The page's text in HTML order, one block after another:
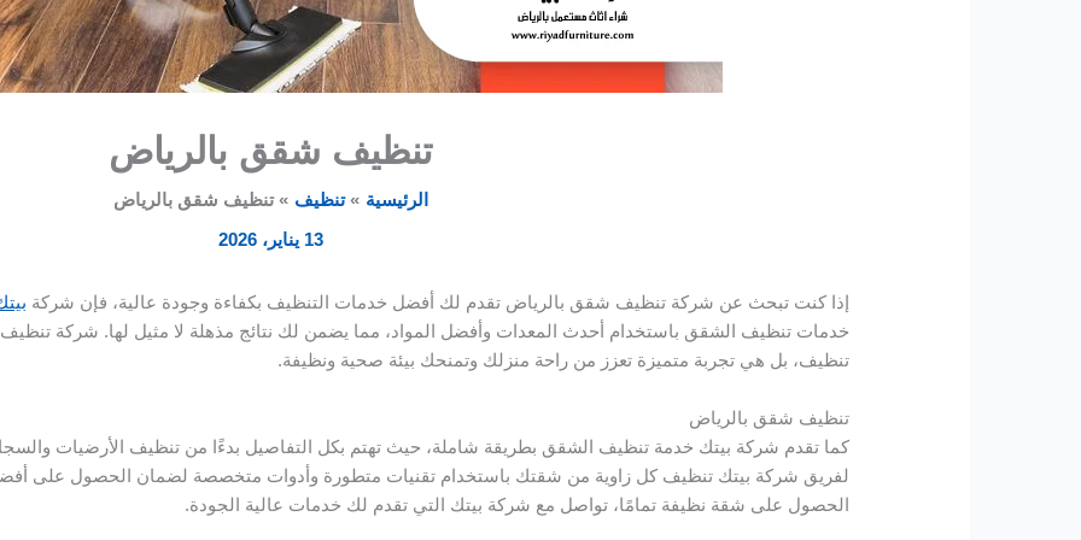
تنظيف شقق بالرياض
الرئيسية تنظيف
تنظيف شقق بالرياض
13 يناير، 2026
إذا كنت تبحث عن شركة تنظيف شقق بالرياض تقدم لك أفضل خدمات التنظيف بكفاءة وجودة عالية، فإن شركة
خدمات تنظيف الشقق باستخدام أحدث المعدات وأفضل المواد، مما يضمن لك نتائج مذهلة لا مثيل لها. شركة
تنظيف، بل هي تجربة متميزة تعزز من راحة منزلك وتمنحك بيئة صحية ونظيفة.
تنظيف شقق بالرياض
كما تقدم شركة بيتك خدمة تنظيف الشقق بطريقة شاملة، حيث تهتم بكل التفاصيل بدءًا من تنظيف الأرضيات
لفريق شركة بيتك تنظيف كل زاوية من شقتك باستخدام تقنيات متطورة وأدوات متخصصة لضمان الحصول على
الحصول على شقة نظيفة تمامًا، تواصل مع شركة بيتك التي تقدم لك خدمات عالية الجودة.